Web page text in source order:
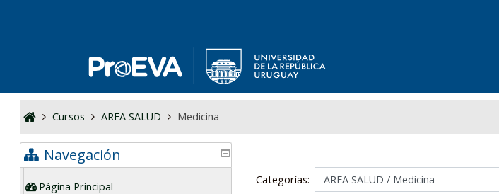
Cursos AREA SALUD Medicina
Categorías:
Navegación
Página Principal